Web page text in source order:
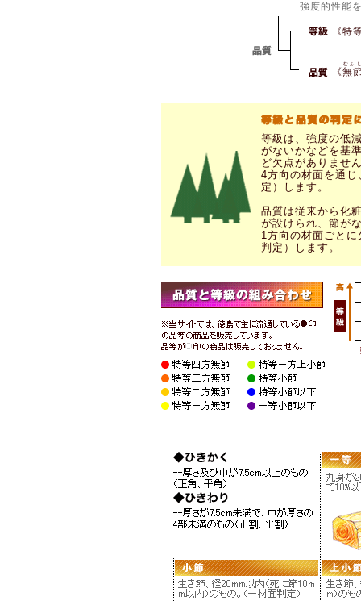
強度的性能
《特
《無
むふ
等級は、強度の低
がないかなどを基
ど欠点がありませ
4方向の材面を通
定）します。
品質は従来から化
が設けられ、節が
1方向の材面ごと
判定）します。